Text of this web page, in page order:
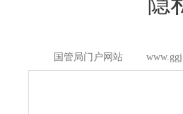
国管局门户网站